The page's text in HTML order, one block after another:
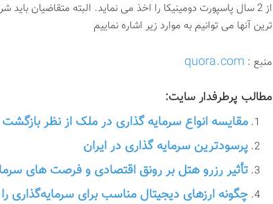
از 2 سال پاسپورت دومینیکا را اخذ می نماید. البته متقاضیان
ترین آنها می توانیم به موارد زیر اشاره نماییم
منبع : quora.com
مطالب پرطرفدار سایت:
مقایسه انواع سرمایه گذاری در ملک از نظر
پرسودترین سرمایه گذاری در ایران
تأثیر رزرو هتل بر رونق اقتصادی و فرصت های
چگونه ارزهای دیجیتال مناسب برای سرمایه‌گذاری